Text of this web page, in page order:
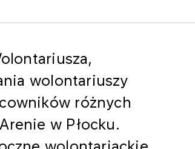
wolontariuszy
różnych
w Płocku.